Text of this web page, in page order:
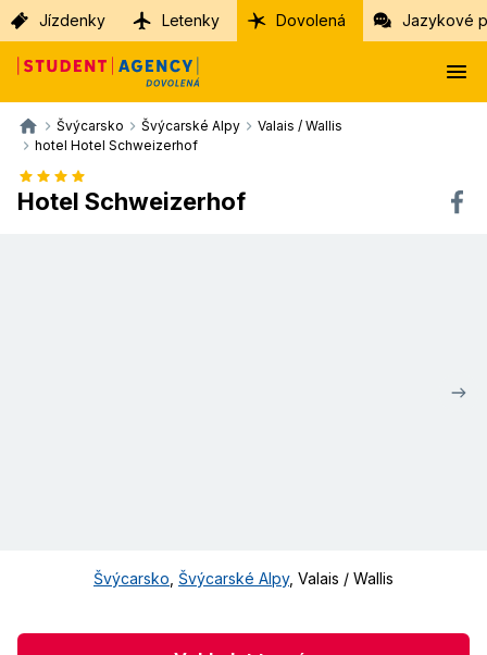
Jízdenky Letenky Dovolená Jazykové
Švýcarsko Švýcarské Alpy
Valais / Wallis
hotel Hotel Schweizerhof
Hotel Schweizerhof
Švýcarsko Švýcarské Alpy, Valais / Wallis